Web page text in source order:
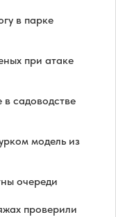
в парке
при атаке
садоводстве
модель из
очереди
проверили